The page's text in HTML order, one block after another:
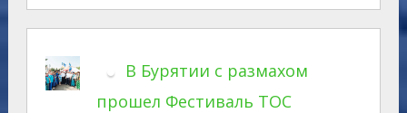
В Бурятии с размахом
прошел Фестиваль ТОС